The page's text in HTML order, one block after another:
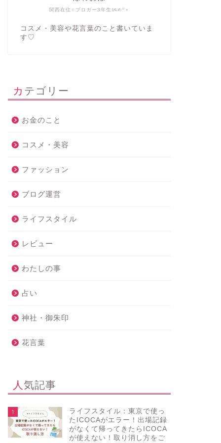
関西在住♀ブロガー3年生ᝰ✍︎꙳⋆
コスメ・美容や花言葉のこと書いていま
す♡
カテゴリー
お金のこと
コスメ・美容
ファッション
ブログ運営
ライフスタイル
レビュー
わたしの事
占い
神社・御朱印
花言葉
人気記事
1
ライフスタイル：東京で使っ
たICOCAがエラー！出場記録
がなくて帰ってきたらICOCA
が使えない！取り消し方をご